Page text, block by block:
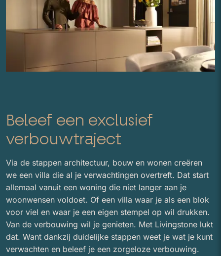
Beleef een exclusief
verbouwtraject
Via de stappen architectuur, bouw en wonen creëren
we een villa die al je verwachtingen overtreft. Dat start
allemaal vanuit een woning die niet langer aan je
woonwensen voldoet. Of een villa waar je als een blok
voor viel en waar je een eigen stempel op wil drukken.
Van de verbouwing wil je genieten. Met Livingstone lukt
dat. Want dankzij duidelijke stappen weet je wat je kunt
verwachten en beleef je een zorgeloze verbouwing.